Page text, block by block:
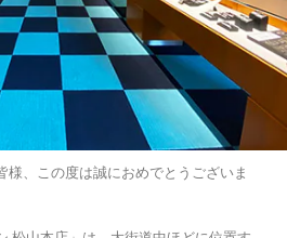
様、この度は誠におめでとうございま